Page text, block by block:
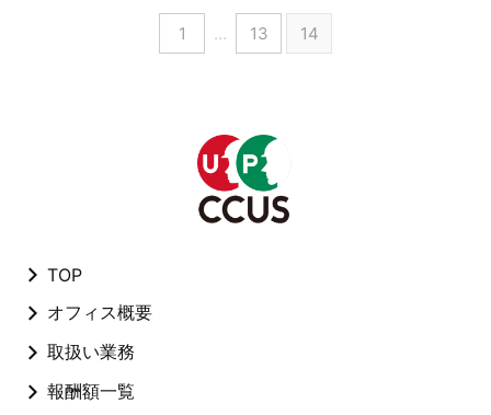
1 … 13 14
TOP
オフィス概要
取扱い業務
報酬額一覧